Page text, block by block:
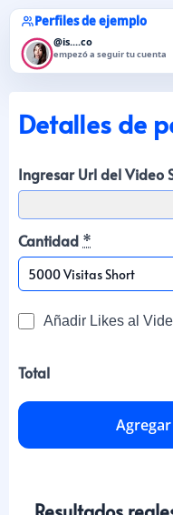
Perfiles de ejemplo
@is....co
empezó a seguir tu cuenta
Detalles de
Ingresar Url del Video
Cantidad *
5000 Visitas Short
Añadir Likes al
Total